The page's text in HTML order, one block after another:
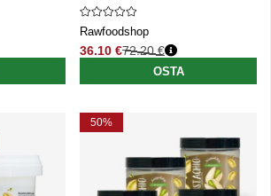
Rawfoodshop
36.10 €
Normaali hinta
72.20 €
OSTA
50%